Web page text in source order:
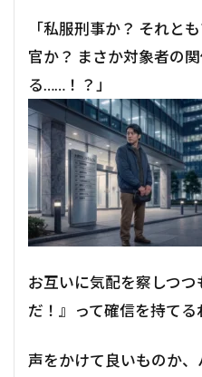
「私服刑事か？ それと
官か？ まさか対象者の
る……！？」
お互いに気配を察しつ
だ！』って確信を持てる
声をかけて良いものか